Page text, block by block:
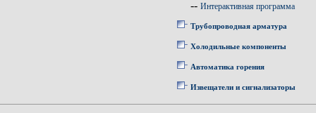
-- Интерактивная программа
Трубопроводная арматура
Холодильные компоненты
Автоматика горения
Извещатели и сигнализаторы